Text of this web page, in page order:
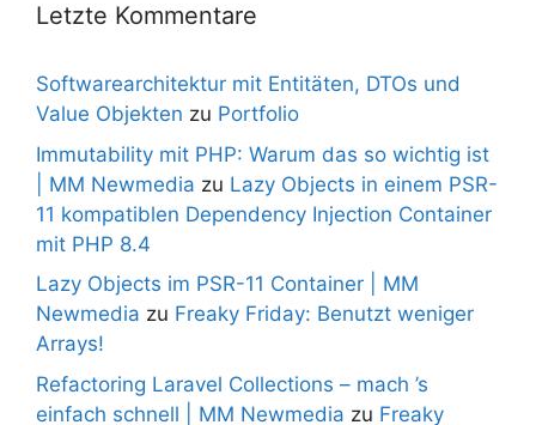
Letzte Kommentare
Softwarearchitektur mit Entitäten, DTOs und
Value Objekten zu Portfolio
Immutability mit PHP: Warum das so wichtig ist
| MM Newmedia zu Lazy Objects in einem PSR-
11 kompatiblen Dependency Injection Container
mit PHP 8.4
Lazy Objects im PSR-11 Container | MM
Newmedia zu Freaky Friday: Benutzt weniger
Arrays!
Refactoring Laravel Collections – mach ’s
einfach schnell | MM Newmedia zu Freaky